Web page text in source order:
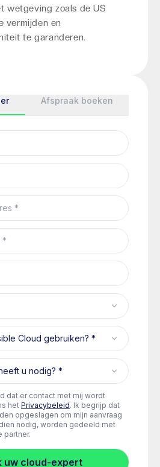
wetgeving zoals de US
vermijden en
te garanderen.